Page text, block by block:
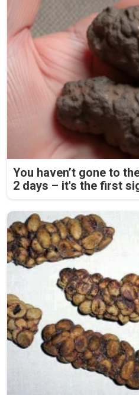
You haven’t gone to
2 days – it's the first